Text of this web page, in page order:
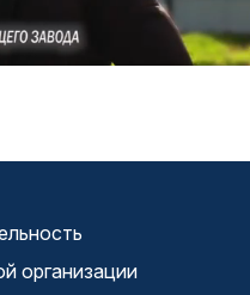
организации